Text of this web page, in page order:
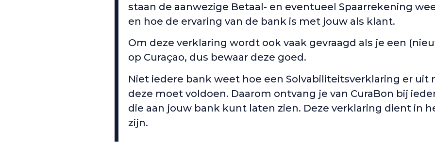
staan de aanwezige Betaal- en eventueel Spaarrekening
en hoe de ervaring van de bank is met jouw als klant.
Om deze verklaring wordt ook vaak gevraagd als je een
op Curaçao, dus bewaar deze goed.
Niet iedere bank weet hoe een Solvabiliteitsverklaring er uit
deze moet voldoen. Daarom ontvang je van CuraBon bij
die aan jouw bank kunt laten zien. Deze verklaring dient in
zijn.